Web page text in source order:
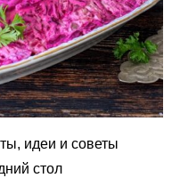
идеи и советы
стол